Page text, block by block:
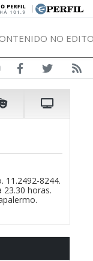
|
NO
11.2492-8244.
23.30 horas.